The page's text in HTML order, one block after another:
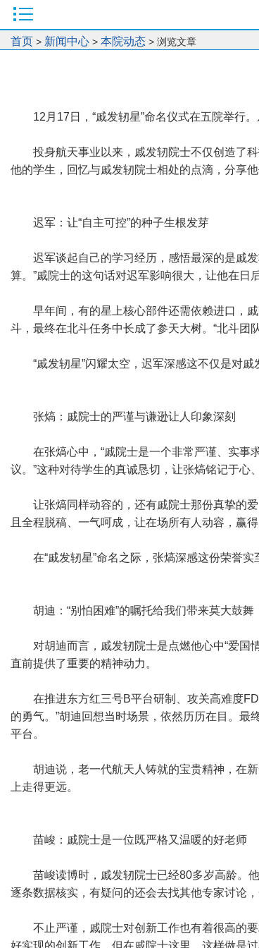
首页 > 新闻中心 > 本院动态 > 浏览文章
12月17日，“戚发轫星”命名仪式在五院举行
投身航天事业以来，戚发轫院士不仅创造了
他的学生，回忆与戚发轫院士相处的点滴，分享他
迟军：让“自主可控”的种子生根发芽
迟军谈起自己的学习经历，感悟最深的是戚
算。”戚院士的这句话对迟军影响很大，让他在日
早年间，有的星上核心部件还需依赖进口，
斗，最终在北斗任务中长成了参天大树。“北斗团
“戚发轫星”闪耀太空，迟军深感这不仅是对
张熇：戚院士的严谨与谦逊让人印象深刻
在张熇心中，“戚院士是一个非常严谨、实事
议。”这种对待学生的真诚恳切，让张熇铭记于心
让张熇同样动容的，还有戚院士那份真挚的
且全程脱稿、一气呵成，让在场所有人动容，赢
在“戚发轫星”命名之际，张熇深感这份荣誉
胡迪：“别怕困难”的嘱托给我们带来莫大鼓舞
对胡迪而言，戚发轫院士是点燃他心中“爱国
直前提供了重要的精神动力。
在推进东方红三号B平台研制、攻关高难度
的勇气。”胡迪回想当时场景，依然历历在目。
平台。
胡迪说，老一代航天人铸就的宝贵精神，在
上走得更远。
苗峻：戚院士是一位既严格又温暖的好老师
苗峻读博时，戚发轫院士已经80多岁高龄。
逐条数据核实，有疑问的还会去找其他专家讨论
不止严谨，戚院士对创新工作也有着很高的
好实现的创新工作。但在戚院士这里，这样做是